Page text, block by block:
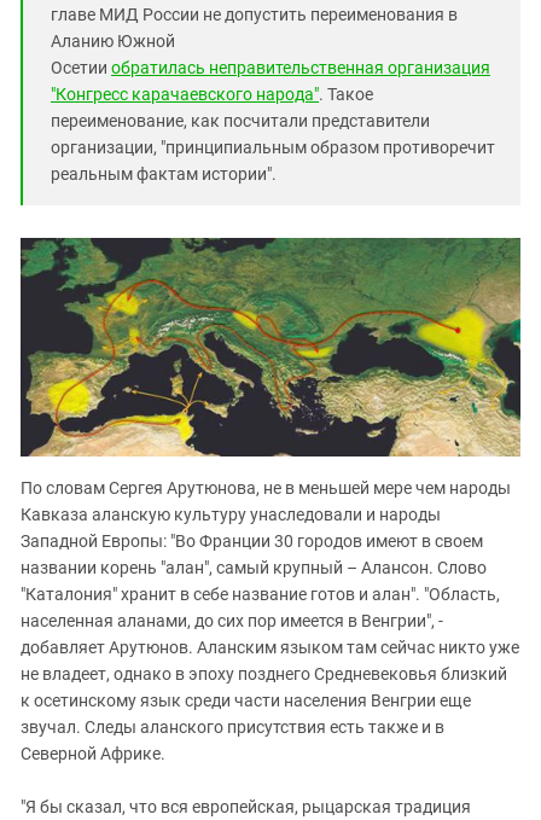
главе МИД России не допустить переименования в
Аланию Южной
Осетии обратилась неправительственная организация
"Конгресс карачаевского народа". Такое
переименование, как посчитали представители
организации, "принципиальным образом противоречит
реальным фактам истории".
По словам Сергея Арутюнова, не в меньшей мере чем народы
Кавказа аланскую культуру унаследовали и народы
Западной Европы: "Во Франции 30 городов имеют в своем
названии корень "алан", самый крупный – Алансон. Слово
"Каталония" хранит в себе название готов и алан". "Область,
населенная аланами, до сих пор имеется в Венгрии", -
добавляет Арутюнов. Аланским языком там сейчас никто уже
не владеет, однако в эпоху позднего Средневековья близкий
к осетинскому язык среди части населения Венгрии еще
звучал. Следы аланского присутствия есть также и в
Северной Африке.
"Я бы сказал, что вся европейская, рыцарская традиция